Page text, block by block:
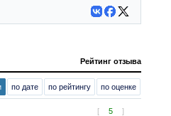
Рейтинг отзыва
по дате по рейтингу по оценке
[ 5 ]